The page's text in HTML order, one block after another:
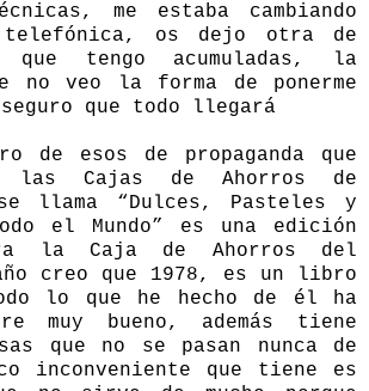
me estaba cambiando
telefónica, os dejo otra de
tengo acumuladas, la
no veo la forma de ponerme
que todo llegará
de esos de propaganda que
las Cajas de Ahorros de
llama “Dulces, Pasteles y
el Mundo” es una edición
la Caja de Ahorros del
creo que 1978, es un libro
lo que he hecho de él ha
muy bueno, además tiene
que no se pasan nunca de
inconveniente que tiene es